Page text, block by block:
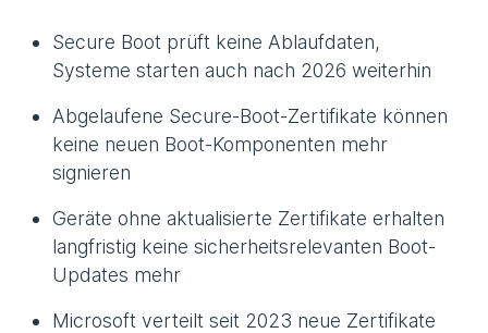
Secure Boot prüft keine Ablaufdaten,
Systeme starten auch nach 2026 weiterhin
Abgelaufene Secure-Boot-Zertifikate können
keine neuen Boot-Komponenten mehr
signieren
Geräte ohne aktualisierte Zertifikate erhalten
langfristig keine sicherheitsrelevanten Boot-
Updates mehr
Microsoft verteilt seit 2023 neue Zertifikate